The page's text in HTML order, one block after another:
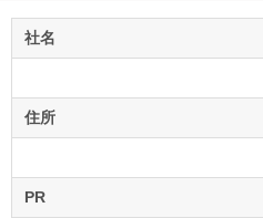
社名
住所
PR